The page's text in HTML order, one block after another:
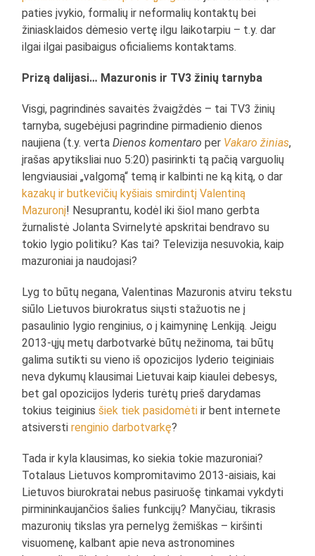
paties įvykio, formalių ir neformalių kontaktų bei
žiniasklaidos dėmesio vertę ilgu laikotarpiu – t.y. dar
ilgai ilgai pasibaigus oficialiems kontaktams.
Prizą dalijasi… Mazuronis ir TV3 žinių tarnyba
Visgi, pagrindinės savaitės žvaigždės – tai TV3 žinių
tarnyba, sugebėjusi pagrindine pirmadienio dienos
naujiena (t.y. vertaDienos komentaro per Vakaro žinias,
įrašas apytiksliai nuo 5:20) pasirinkti tą pačią varguolių
lengviausiai „valgomą“ temą ir kalbinti ne ką kitą, o dar
kazakų ir butkevičių kyšiais smirdintį Valentiną
Mazuronį! Nesuprantu, kodėl iki šiol mano gerbta
žurnalistė Jolanta Svirnelytė apskritai bendravo su
tokio lygio politiku? Kas tai? Televizija nesuvokia, kaip
mazuroniai ja naudojasi?
Lyg to būtų negana, Valentinas Mazuronis atviru tekstu
siūlo Lietuvos biurokratus siųsti stažuotis ne į
pasaulinio lygio renginius, o į kaimyninę Lenkiją. Jeigu
2013-ųjų metų darbotvarkė būtų nežinoma, tai būtų
galima sutikti su vieno iš opozicijos lyderio teiginiais
neva dykumų klausimai Lietuvai kaip kiaulei debesys,
bet gal opozicijos lyderis turėtų prieš darydamas
tokius teiginiusšiek tiek pasidomėti ir bent internete
atsiverstirenginio darbotvarkę?
Tada ir kyla klausimas, ko siekia tokie mazuroniai?
Totalaus Lietuvos kompromitavimo 2013-aisiais, kai
Lietuvos biurokratai nebus pasiruošę tinkamai vykdyti
pirmininkaujančios šalies funkcijų? Manyčiau, tikrasis
mazuronių tikslas yra pernelyg žemiškas – kiršinti
visuomenę, kalbant apie neva astronomines